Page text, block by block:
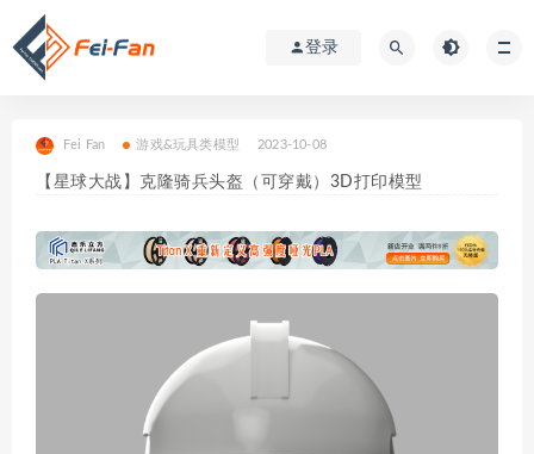
登录
Fei Fan 游戏&玩具类模型 2023-10-08
【星球大战】克隆骑兵头盔（可穿戴）3D打印模型